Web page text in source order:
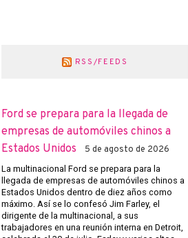
RSS/FEEDS
Ford se prepara para la llegada de
empresas de automóviles chinos a
Estados Unidos
5 de agosto de 2026
La multinacional Ford se prepara para la
llegada de empresas de automóviles chinos a
Estados Unidos dentro de diez años como
máximo. Así se lo confesó Jim Farley, el
dirigente de la multinacional, a sus
trabajadores en una reunión interna en Detroit,